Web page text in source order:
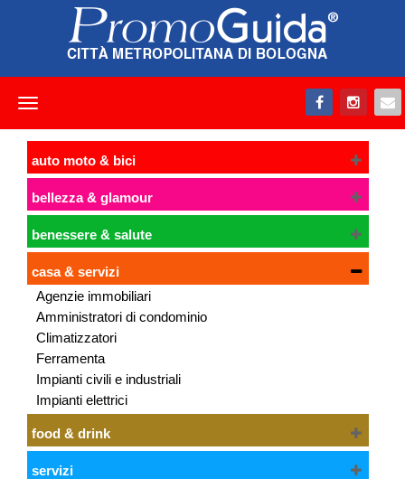
Toggle
auto moto & bici
bellezza & glamour
benessere & salute
casa & servizi
Agenzie immobiliari
Amministratori di condominio
Climatizzatori
Ferramenta
Impianti civili e industriali
Impianti elettrici
food & drink
servizi